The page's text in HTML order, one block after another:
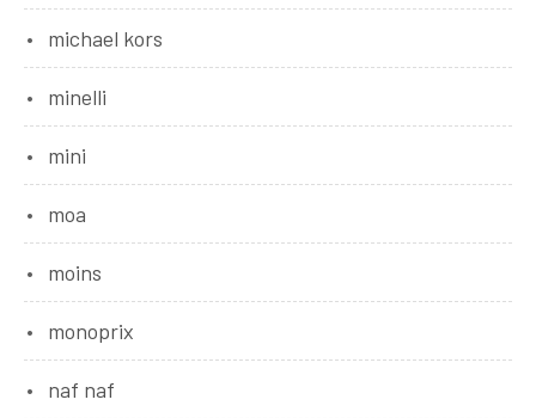
michael kors
minelli
mini
moa
moins
monoprix
naf naf